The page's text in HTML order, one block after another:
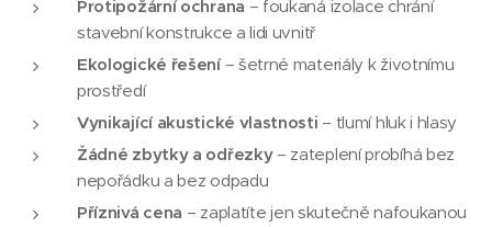
Protipožární ochrana – foukaná izolace chrání
stavební konstrukce a lidi uvnitř
Ekologické řešení– šetrné materiály k životnímu
prostředí
Vynikající akustické vlastnosti – tlumí hluk i hlasy
Žádné zbytky a odřezky– zateplení probíhá bez
nepořádku a bez odpadu
Příznivá cena – zaplatíte jen skutečně nafoukanou